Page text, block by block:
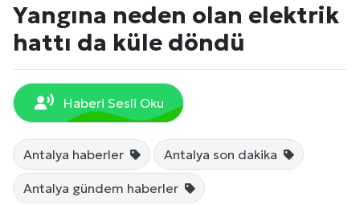
Yangına neden olan elektrik
hattı da küle döndü
Haberi Sesli Oku
Antalya haberler Antalya son dakika
Antalya gündem haberler